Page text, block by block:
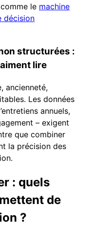
le machine
décision
structurées :
lire
ancienneté,
Les données
annuels,
– exigent
que combiner
la précision des
: quels
de
?